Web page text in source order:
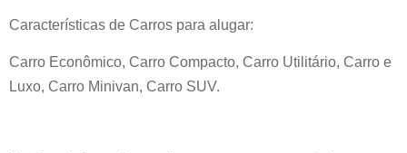
Características de Carros para alugar:
Carro Econômico, Carro Compacto, Carro Utilitário, Carro e
Luxo, Carro Minivan, Carro SUV.